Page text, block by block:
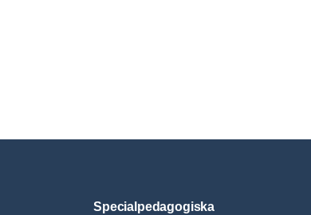
Specialpedagogiska